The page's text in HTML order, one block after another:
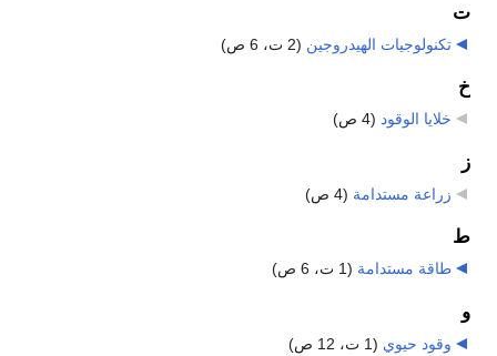
ت
تكنولوجيات الهيدروجين (2 ت، 6 ص)
خ
خلايا الوقود (4 ص)
ز
زراعة مستدامة (4 ص)
ط
طاقة مستدامة (1 ت، 6 ص)
و
وقود حيوي (1 ت، 12 ص)